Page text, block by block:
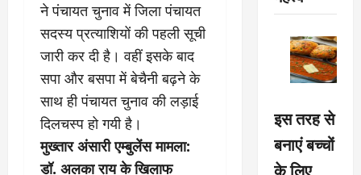
ने पंचायत चुनाव में जिला पंचायत
सदस्य प्रत्याशियों की पहली सूची
जारी कर दी है। वहीं इसके बाद
सपा और बसपा में बेचैनी बढ़ने के
साथ ही पंचायत चुनाव की लड़ाई
दिलचस्प हो गयी है।
मुख्तार अंसारी एम्बुलेंस मामला:
डॉ. अलका राय के खिलाफ
इस तरह से
बनाएं बच्चों
के लिए